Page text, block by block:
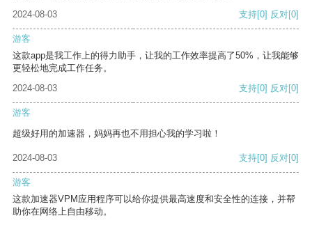
2024-08-03
支持[0] 反对[0]
游客
这款app是我工作上的得力助手，让我的工作效率提高了50%，让我能够
更轻松地完成工作任务。
2024-08-03
支持[0] 反对[0]
游客
超级好用的加速器，妈妈再也不用担心我的学习啦！
2024-08-03 支持[0] 反对[0]
游客
这款加速器VPM应用程序可以给你提供最高速度和安全性的连接，并帮
助你在网络上自由移动。